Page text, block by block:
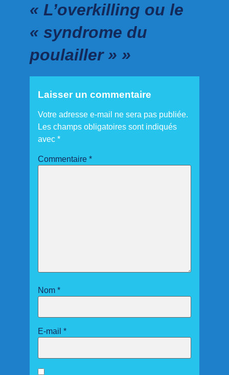
« L’overkilling ou le
« syndrome du
poulailler » »
Laisser un commentaire
Votre adresse e-mail ne sera pas publiée.
Les champs obligatoires sont indiqués
avec *
Commentaire *
Nom *
E-mail *